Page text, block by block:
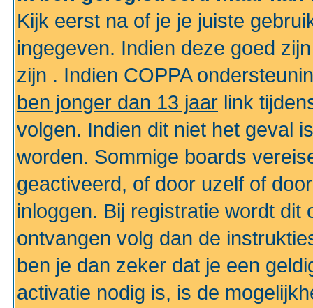
Kijk eerst na of je je juiste
ingegeven. Indien deze goed
zijn . Indien COPPA
ben jonger dan 13 jaar link
volgen. Indien dit niet het geval
worden. Sommige boards
geactiveerd, of door uzelf of
inloggen. Bij registratie wordt dit
ontvangen volg dan de
ben je dan zeker dat je een
activatie nodig is, is de